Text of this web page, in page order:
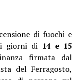
di fuochi e
giorni di 14 e 15
firmata dal
del Ferragosto,